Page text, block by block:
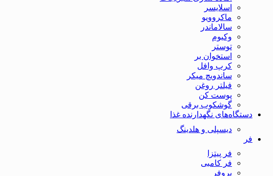
اسلایسر
ماکروویو
سالاماندر
وکیوم
توستر
استخوان بر
کرپ وافل
ساندویچ میکر
فیلتر روغن
پوست کن
گوشکوب برقی
دستگاه‌های نگهدارنده غذا
دیسپلی و هلدینگ
فر
فر پیتزا
فر کامبی
پروفر